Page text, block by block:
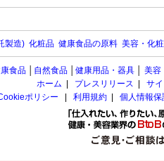
製造) 化粧品 健康食品の原料 美容・化
食品 自然食品 健康用品・器具 美容
ホーム
プレスリリース
サ
ポリシー
利用規約 個人情報